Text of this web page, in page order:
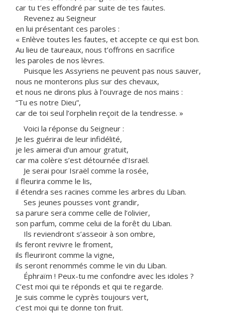
car tu t’es effondré par suite de tes fautes.
Revenez au Seigneur
en lui présentant ces paroles :
« Enlève toutes les fautes, et accepte ce qui est bon.
Au lieu de taureaux, nous t’offrons en sacrifice
les paroles de nos lèvres.
Puisque les Assyriens ne peuvent pas nous sauver,
nous ne monterons plus sur des chevaux,
et nous ne dirons plus à l’ouvrage de nos mains :
“Tu es notre Dieu”,
car de toi seul l’orphelin reçoit de la tendresse. »
Voici la réponse du Seigneur :
Je les guérirai de leur infidélité,
je les aimerai d’un amour gratuit,
car ma colère s’est détournée d’Israël.
Je serai pour Israël comme la rosée,
il fleurira comme le lis,
il étendra ses racines comme les arbres du Liban.
Ses jeunes pousses vont grandir,
sa parure sera comme celle de l’olivier,
son parfum, comme celui de la forêt du Liban.
Ils reviendront s’asseoir à son ombre,
ils feront revivre le froment,
ils fleuriront comme la vigne,
ils seront renommés comme le vin du Liban.
Éphraïm ! Peux-tu me confondre avec les idoles ?
C’est moi qui te réponds et qui te regarde.
Je suis comme le cyprès toujours vert,
c’est moi qui te donne ton fruit.